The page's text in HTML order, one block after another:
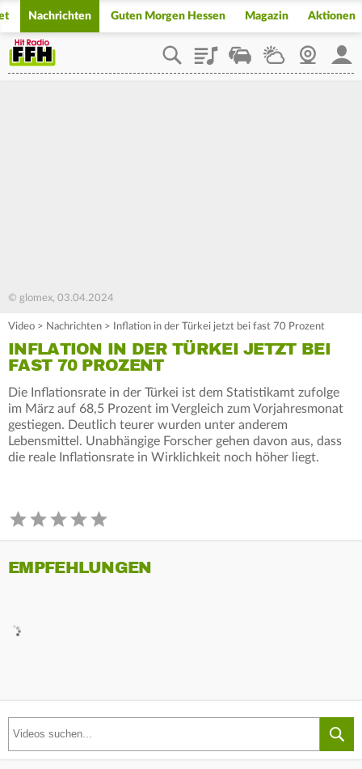
Nachrichten Guten Morgen Hessen Magazin Aktionen
PlaylistStaupilotWetterWebcam
© glomex, 03.04.2024
Video > Nachrichten > Inflation in der Türkei jetzt bei fast 70 Prozent
INFLATION IN DER TÜRKEI JETZT BEI
FAST 70 PROZENT
Die Inflationsrate in der Türkei ist dem Statistikamt zufolge
im März auf 68,5 Prozent im Vergleich zum Vorjahresmonat
gestiegen. Deutlich teurer wurden unter anderem
Lebensmittel. Unabhängige Forscher gehen davon aus, dass
die reale Inflationsrate in Wirklichkeit noch höher liegt.
EMPFEHLUNGEN